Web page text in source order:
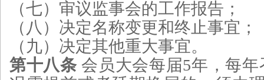
（七）审议监事会的工作报告；
（八）决定名称变更和终止事宜；
（九）决定其他重大事宜。
第十八条 会员大会每届5年，每